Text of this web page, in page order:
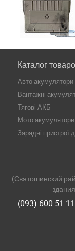
Каталог
Авто акумулятори
Вантажні
Тягові АКБ
Мото акумулятори
Зарядні пристрої
(Святошинский
(093) 600-51-11